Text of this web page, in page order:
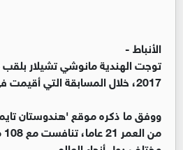
الأنباط -
توجت الهندية مانوشي تشيلار بلقب
2017، خلال المسابقة التي أقيمت في مدينة سانيا الصينية.
ووفق ما ذكره موقع 'هندوستان